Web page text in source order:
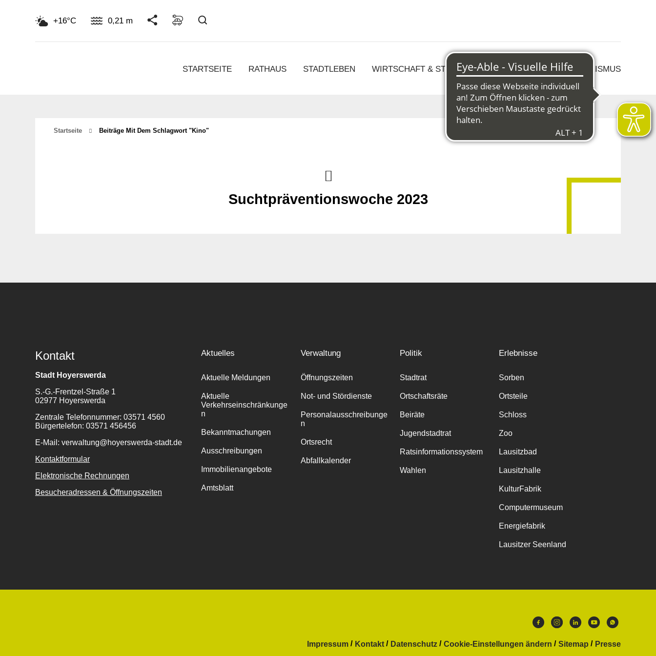
+16°C 0,21 m
STARTSEITE RATHAUS STADTLEBEN WIRTSCHAFT & STRUKTURWANDEL KULTUR & TOURISMUS
Startseite Beiträge Mit Dem Schlagwort "kino"
Suchtpräventionswoche 2023
Kontakt
Stadt Hoyerswerda
S.-G.-Frentzel-Straße 1
02977 Hoyerswerda
Zentrale Telefonnummer: 03571 4560
Bürgertelefon: 03571 456456
E-Mail: verwaltung@hoyerswerda-stadt.de
Kontaktformular
Elektronische Rechnungen
Besucheradressen & Öffnungszeiten
Aktuelles
Aktuelle Meldungen
Aktuelle
Verkehrseinschränkunge
n
Bekanntmachungen
Ausschreibungen
Immobilienangebote
Amtsblatt
Verwaltung
Öffnungszeiten
Not- und Stördienste
Personalausschreibunge
n
Ortsrecht
Abfallkalender
Politik
Stadtrat
Ortschaftsräte
Beiräte
Jugendstadtrat
Ratsinformationssystem
Wahlen
Erlebnisse
Sorben
Ortsteile
Schloss
Zoo
Lausitzbad
Lausitzhalle
KulturFabrik
Computermuseum
Energiefabrik
Lausitzer Seenland
Impressum Kontakt Datenschutz Cookie-Einstellungen ändern Sitemap
Presse